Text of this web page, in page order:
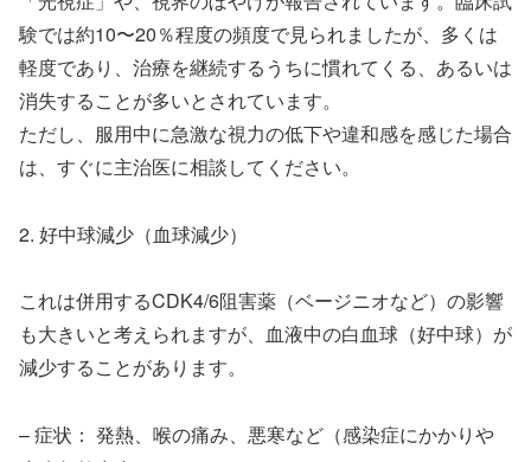
験では約10〜20％程度の頻度で見られましたが、多くは
軽度であり、治療を継続するうちに慣れてくる、あるいは
消失することが多いとされています。
ただし、服用中に急激な視力の低下や違和感を感じた場合
は、すぐに主治医に相談してください。
2. 好中球減少（血球減少）
これは併用するCDK4/6阻害薬（ベージニオなど）の影響
も大きいと考えられますが、血液中の白血球（好中球）が
減少することがあります。
– 症状： 発熱、喉の痛み、悪寒など（感染症にかかりや